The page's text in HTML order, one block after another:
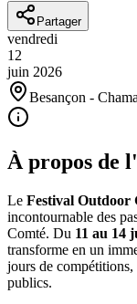
Partager
vendredi
12
juin 2026
Besançon -
À propos de
Le Festival Outdoor
incontournable des
Comté. Du 11 au 14
transforme en un
jours de
publics.